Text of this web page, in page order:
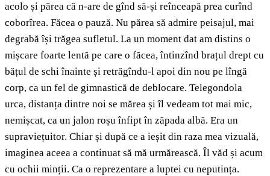
acolo și părea că n-are de gînd să-și reînceapă prea curînd
coborîrea. Făcea o pauză. Nu părea să admire peisajul, mai
degrabă își trăgea sufletul. La un moment dat am distins o
mișcare foarte lentă pe care o făcea, întinzînd brațul drept cu
bățul de schi înainte și retrăgîndu-l apoi din nou pe lîngă
corp, ca un fel de gimnastică de deblocare. Telegondola
urca, distanța dintre noi se mărea și îl vedeam tot mai mic,
nemișcat, ca un jalon roșu înfipt în zăpada albă. Era un
supraviețuitor. Chiar și după ce a ieșit din raza mea vizuală,
imaginea aceea a continuat să mă urmărească. Îl văd și acum
cu ochii minții. Ca o reprezentare a luptei cu neputința.